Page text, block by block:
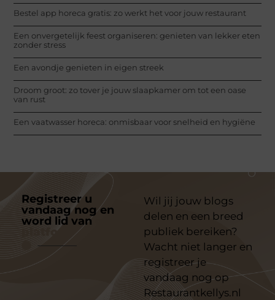
Bestel app horeca gratis: zo werkt het voor jouw restaurant
Een onvergetelijk feest organiseren: genieten van lekker eten
zonder stress
Een avondje genieten in eigen streek
Droom groot: zo tover je jouw slaapkamer om tot een oase
van rust
Een vaatwasser horeca: onmisbaar voor snelheid en hygiëne
Registreer u
vandaag nog en
word lid van
platform
Wil jij jouw blogs
delen en een breed
publiek bereiken?
Wacht niet langer en
registreer je
vandaag nog op
Restaurantkellys.nl